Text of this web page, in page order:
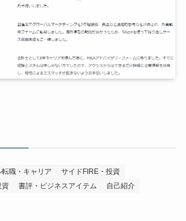
転職・キャリア
サイドFIRE・投資
資 書評・ビジネスアイテム 自己紹介